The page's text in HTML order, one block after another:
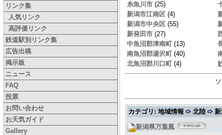
リンク集
人気リンク
高評価リンク
鉄道駅別リンク集
広告出稿
掲示板
ニュース
FAQ
投票
お問い合わせ
お天気ガイド
Gallery
糸魚川市 (25)
新潟市江南区 (4)
新潟市中央区 (55)
新発田市 (27)
中魚沼郡津南町 (13)
南魚沼郡湯沢町 (40)
北魚沼郡川口町 (4)
カテゴリ: 地域情報 北陸
新潟県万葉風